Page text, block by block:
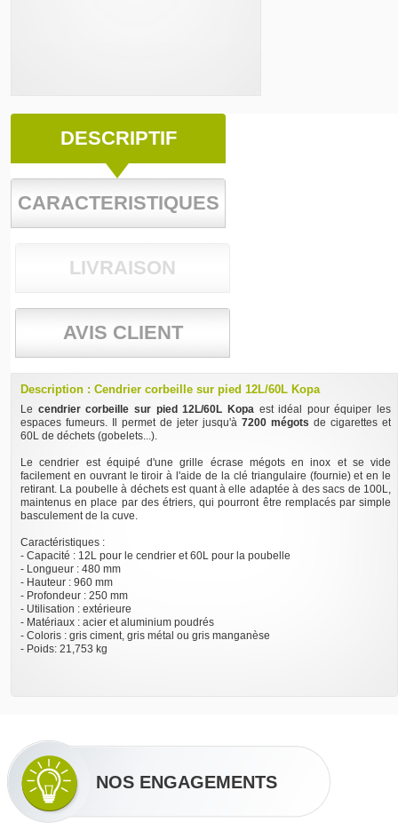
DESCRIPTIF
CARACTERISTIQUES
LIVRAISON
AVIS CLIENT
Description : Cendrier corbeille sur pied 12L/60L Kopa
Le cendrier corbeille sur pied 12L/60L Kopaest idéal pour équiper les
espaces fumeurs. Il permet de jeter jusqu'à7200 mégots de cigarettes et
60L de déchets (gobelets...).
Le cendrier est équipé d'une grille écrase mégots en inox et se vide
facilement en ouvrant le tiroir à l'aide de la clé triangulaire (fournie) et en le
retirant. La poubelle à déchets est quant à elle adaptée à des sacs de 100L,
maintenus en place par des étriers, qui pourront être remplacés par simple
basculement de la cuve.
Caractéristiques :
- Capacité : 12L pour le cendrier et 60L pour la poubelle
- Longueur : 480 mm
- Hauteur : 960 mm
- Profondeur : 250 mm
- Utilisation : extérieure
- Matériaux : acier et aluminium poudrés
- Coloris : gris ciment, gris métal ou gris manganèse
- Poids: 21,753 kg
NOS ENGAGEMENTS